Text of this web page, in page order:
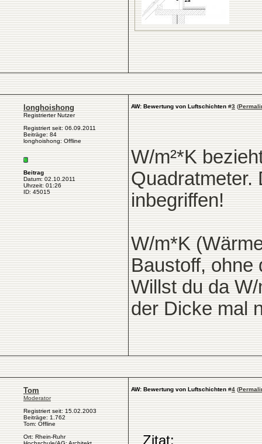
longhoishong
Registrierter Nutzer
Registriert seit: 06.09.2011
Beiträge: 84
longhoishong: Offline
Beitrag
Datum: 02.10.2011
Uhrzeit: 01:26
ID: 45015
AW: Bewertung von Luftschichten #3 (
W/m²*K
Quadratmeter.
inbegriffen!
W/m*K
Baustoff, ohne
Willst du da
der Dicke mal
Tom
Moderator
Registriert seit: 15.02.2003
Beiträge: 1.762
Tom: Offline
Ort: Rhein-Ruhr
AW: Bewertung von Luftschichten #4 (
Zitat: